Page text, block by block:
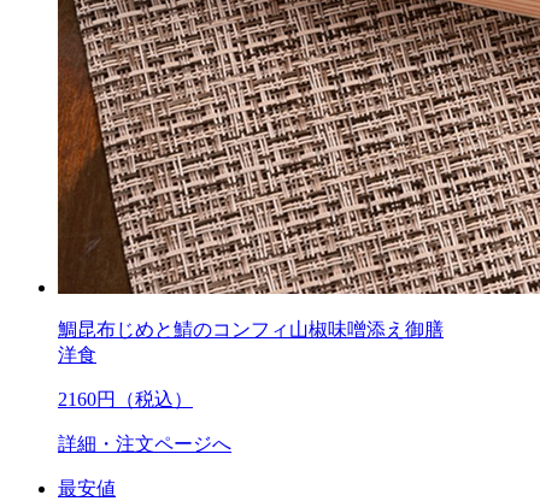
鯛昆布じめと鯖のコンフィ山椒味噌添え御膳
洋食
2160円（税込）
詳細・注文ページへ
最安値